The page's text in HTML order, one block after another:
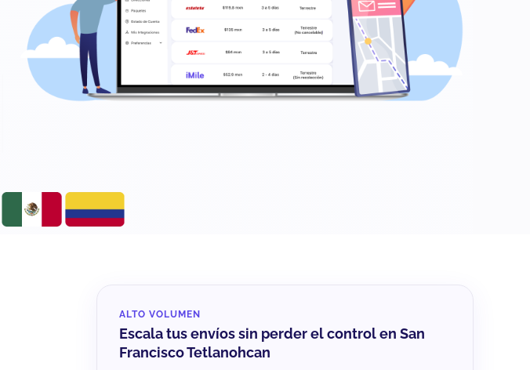
ALTO VOLUMEN
Escala tus envíos sin perder el control en San
Francisco Tetlanohcan